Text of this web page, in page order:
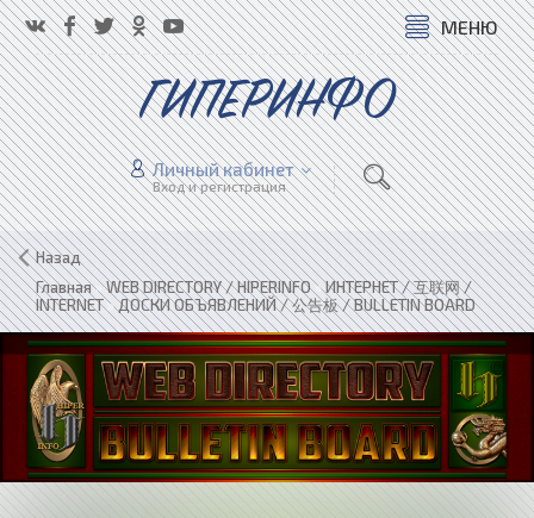
МЕНЮ
ГИПЕРИНФО
Личный кабинет
Вход и регистрация
Назад
Главная»WEB DIRECTORY / HIPERINFO»ИНТЕРНЕТ / 互联网 /
INTERNET»ДОСКИ ОБЪЯВЛЕНИЙ / 公告板 / BULLETIN BOARD